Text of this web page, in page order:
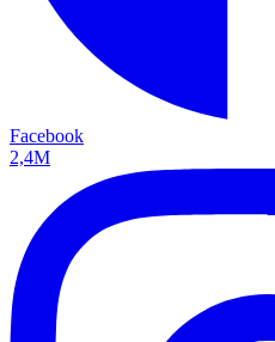
Facebook
2,4M